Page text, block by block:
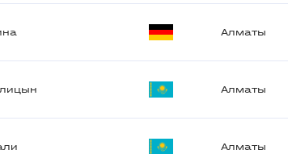
Алматы
Алматы
Алматы